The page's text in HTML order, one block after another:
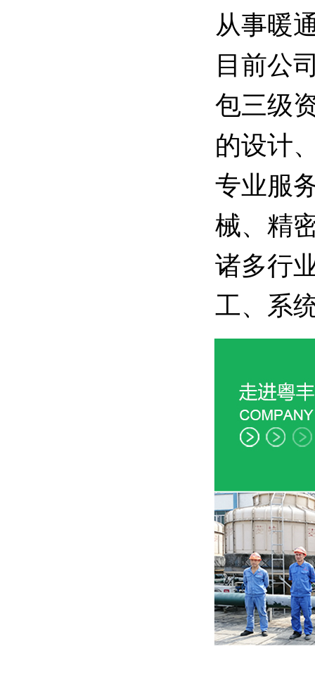
从事暖
目前公
包三级
的设计
专业服
械、精
诸多行
工、系